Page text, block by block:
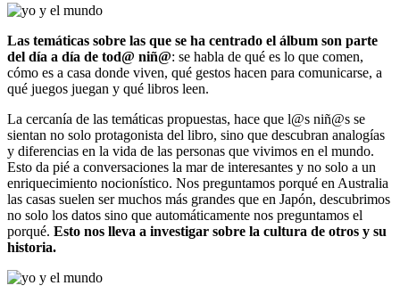
Las temáticas sobre las que se ha centrado el álbum son parte
del día a día de tod@ niñ@: se habla de qué es lo que comen,
cómo es a casa donde viven, qué gestos hacen para comunicarse, a
qué juegos juegan y qué libros leen.
La cercanía de las temáticas propuestas, hace que l@s niñ@s se
sientan no solo protagonista del libro, sino que descubran analogías
y diferencias en la vida de las personas que vivimos en el mundo.
Esto da pié a conversaciones la mar de interesantes y no solo a un
enriquecimiento nocionístico. Nos preguntamos porqué en Australia
las casas suelen ser muchos más grandes que en Japón, descubrimos
no solo los datos sino que automáticamente nos preguntamos el
porqué. Esto nos lleva a investigar sobre la cultura de otros y su
historia.